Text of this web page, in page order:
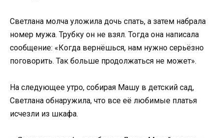
Светлана молча уложила дочь спать, а затем набрала
номер мужа. Трубку он не взял. Тогда она написала
сообщение: «Когда вернёшься, нам нужно серьёзно
поговорить. Так больше продолжаться не может».
На следующее утро, собирая Машу в детский сад,
Светлана обнаружила, что все её любимые платья
исчезли из шкафа.